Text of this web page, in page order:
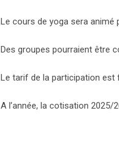
Le cours de yoga sera animé
Des groupes pourraient être
Le tarif de la participation est
A l’année, la cotisation 2025/